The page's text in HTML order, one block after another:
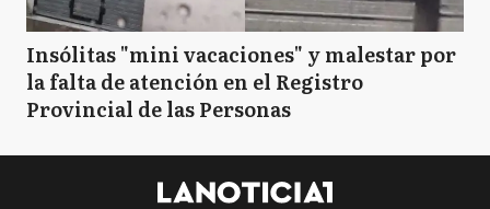
Insólitas "mini vacaciones" y malestar por
la falta de atención en el Registro
Provincial de las Personas